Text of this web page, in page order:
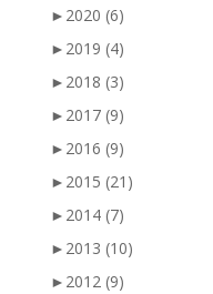
► 2020 (6)
► 2019 (4)
► 2018 (3)
► 2017 (9)
► 2016 (9)
► 2015 (21)
► 2014 (7)
► 2013 (10)
► 2012 (9)